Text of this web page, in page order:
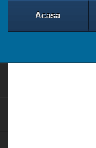
Acasa